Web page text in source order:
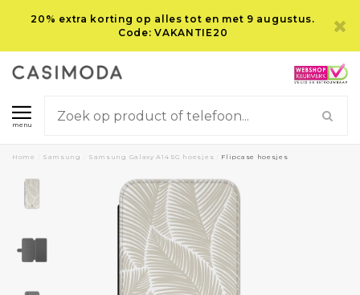
20% extra korting op alles tot en met 9 augustus.
Code: VAKANTIE20
menu
Home Samsung Samsung Galaxy A14 5G hoesjes Flipcase hoesjes